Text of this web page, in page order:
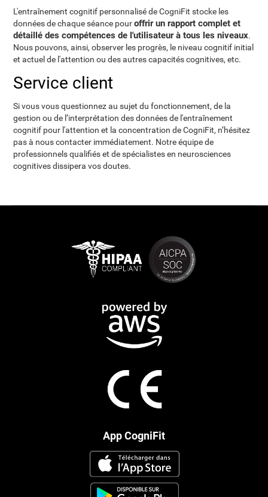
L'entraînement cognitif personnalisé de CogniFit stocke les
données de chaque séance pouroffrir un rapport complet et
détaillé des compétences de l'utilisateur à tous les niveaux.
Nous pouvons, ainsi, observer les progrès, le niveau cognitif initial
et actuel de l'attention ou des autres capacités cognitives, etc.
Service client
Si vous vous questionnez au sujet du fonctionnement, de la
gestion ou de l’interprétation des données de l'entraînement
cognitif pour l'attention et la concentration de CogniFit, n’hésitez
pas à nous contacter immédiatement. Notre équipe de
professionnels qualifiés et de spécialistes en neurosciences
cognitives dissipera vos doutes.
App CogniFit